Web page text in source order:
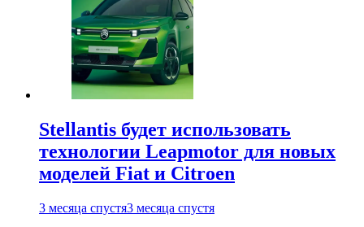
Stellantis будет использовать
технологии Leapmotor для новых
моделей Fiat и Citroen
3 месяца спустя3 месяца спустя